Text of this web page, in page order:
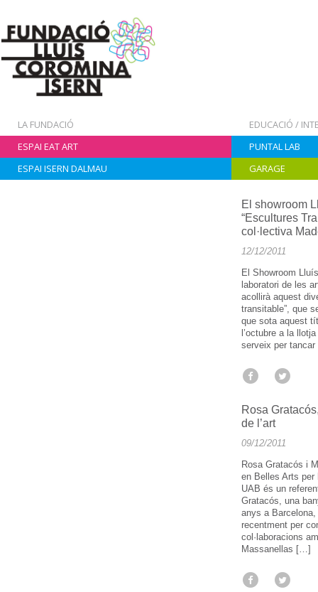
LA FUNDACIÓ
EDUCACIÓ /
ESPAI EAT ART
PUNTAL LAB
ESPAI ISERN DALMAU
GARAGE
El showroom
“Escultures
col·lectiva
12/12/2011
El Showroom
laboratori de les
acollirà aquest
transitable”, que
que sota aquest
l’octubre a la
serveix per
Rosa
de l’art
09/12/2011
Rosa Gratacós i
en Belles Arts per
UAB és un
Gratacós, una
anys a
recentment per
col·laboracions
Massanellas […]